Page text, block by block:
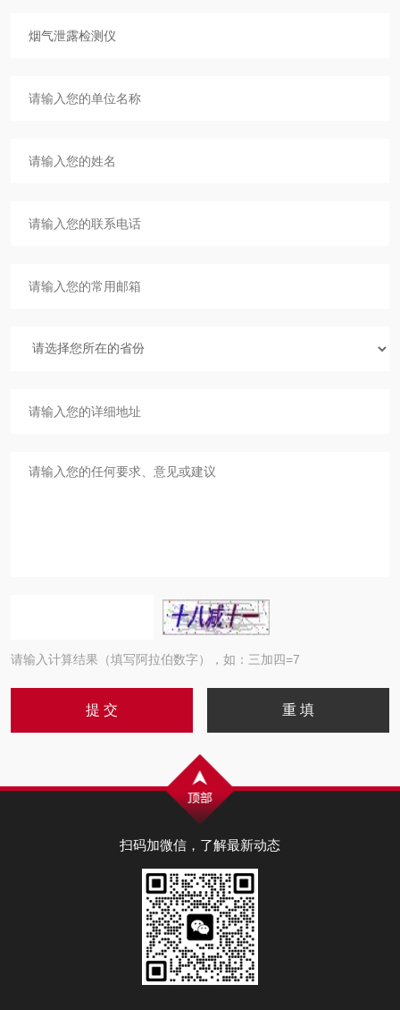
请输入计算结果（填写阿拉伯数字），如：三加四=7
扫码加微信，了解最新动态